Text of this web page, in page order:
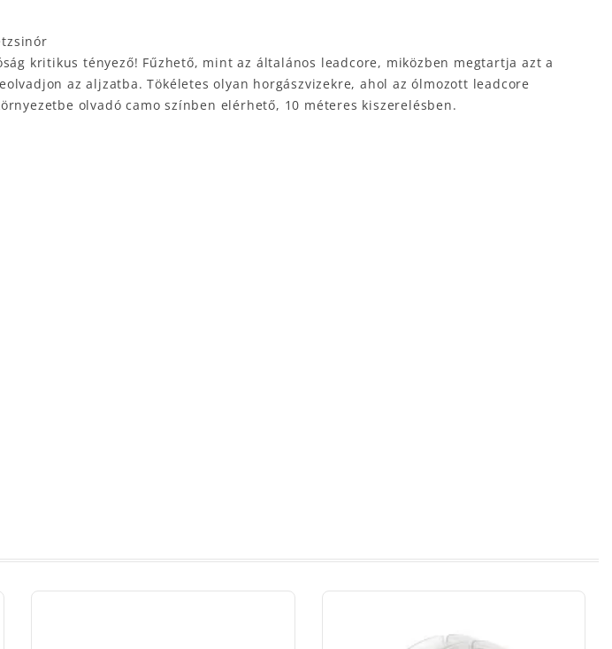
kritikus tényező! Fűzhető, mint az általános leadcore, miközben megtartja azt a
az aljzatba. Tökéletes olyan horgászvizekre, ahol az ólmozott leadcore
olvadó camo színben elérhető, 10 méteres kiszerelésben.